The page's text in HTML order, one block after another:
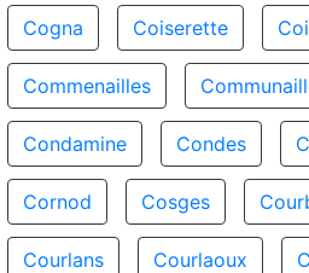
Cogna Coiserette
Commenailles
Condamine Condes
Cornod Cosges
Courlans Courlaoux